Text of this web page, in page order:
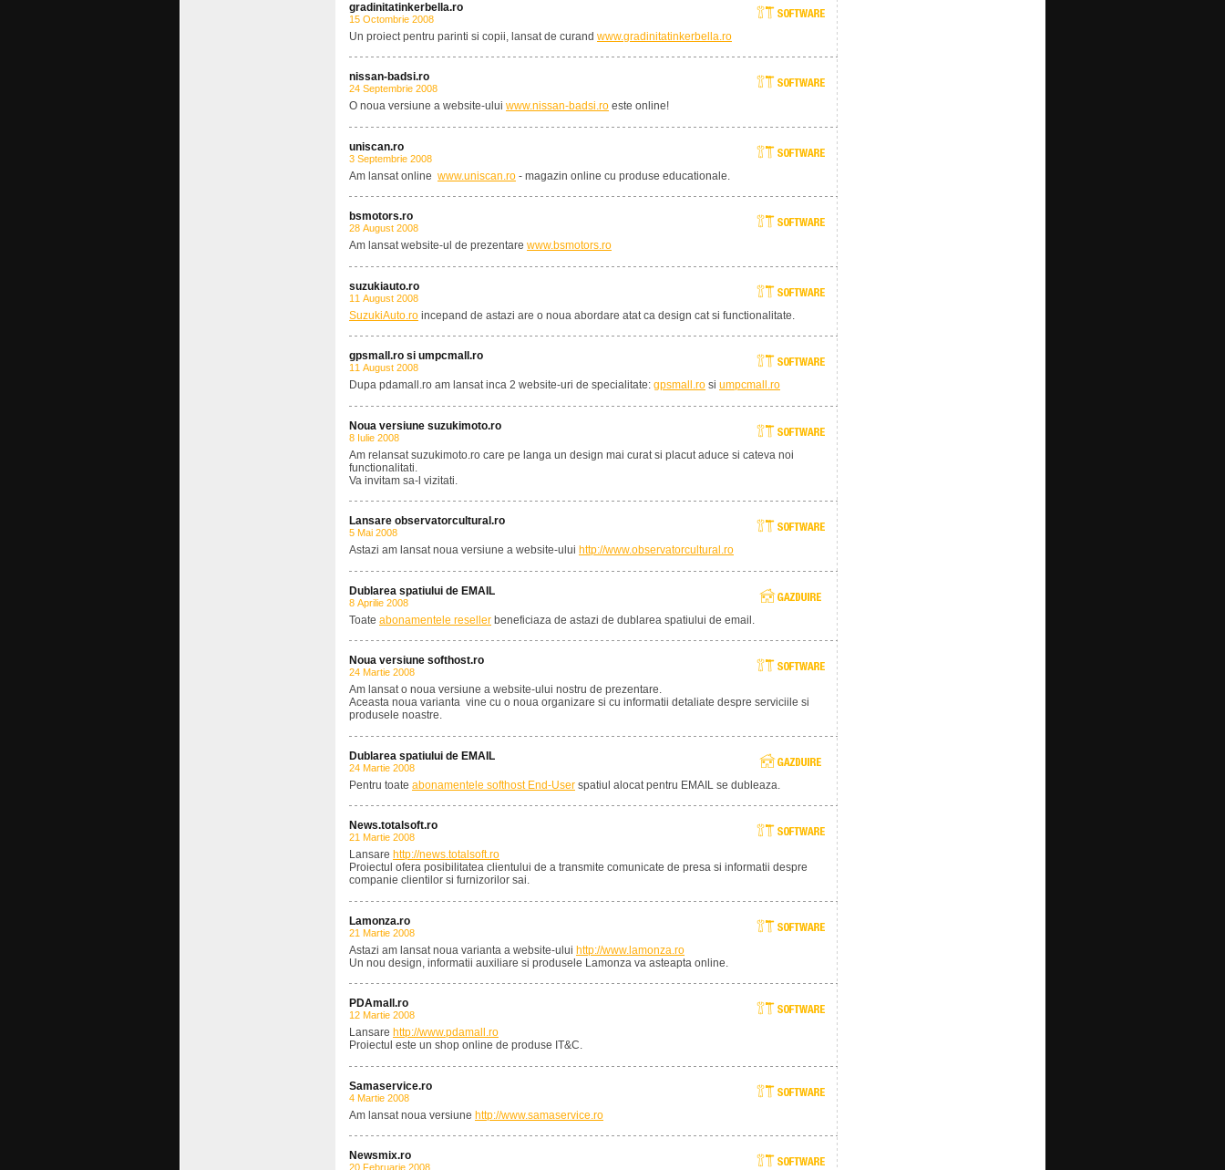
gradinitatinkerbella.ro
15 Octombrie 2008
Un proiect pentru parinti si copii, lansat de curand www.gradinitatinkerbella.ro
nissan-badsi.ro
24 Septembrie 2008
O noua versiune a website-ului www.nissan-badsi.ro este online!
uniscan.ro
3 Septembrie 2008
Am lansat online www.uniscan.ro - magazin online cu produse educationale.
bsmotors.ro
28 August 2008
Am lansat website-ul de prezentare www.bsmotors.ro
suzukiauto.ro
11 August 2008
SuzukiAuto.ro incepand de astazi are o noua abordare atat ca design cat si functionalitate.
gpsmall.ro si umpcmall.ro
11 August 2008
Dupa pdamall.ro am lansat inca 2 website-uri de specialitate: gpsmall.ro si umpcmall.ro
Noua versiune suzukimoto.ro
8 Iulie 2008
Am relansat suzukimoto.ro care pe langa un design mai curat si placut aduce si cateva noi
functionalitati.
Va invitam sa-l vizitati.
Lansare observatorcultural.ro
5 Mai 2008
Astazi am lansat noua versiune a website-ului http://www.observatorcultural.ro
Dublarea spatiului de EMAIL
8 Aprilie 2008
Toate abonamentele reseller beneficiaza de astazi de dublarea spatiului de email.
Noua versiune softhost.ro
24 Martie 2008
Am lansat o noua versiune a website-ului nostru de prezentare.
Aceasta noua varianta vine cu o noua organizare si cu informatii detaliate despre serviciile si
produsele noastre.
Dublarea spatiului de EMAIL
24 Martie 2008
Pentru toate abonamentele softhost End-User spatiul alocat pentru EMAIL se dubleaza.
News.totalsoft.ro
21 Martie 2008
Lansare http://news.totalsoft.ro
Proiectul ofera posibilitatea clientului de a transmite comunicate de presa si informatii despre
companie clientilor si furnizorilor sai.
Lamonza.ro
21 Martie 2008
Astazi am lansat noua varianta a website-ului http://www.lamonza.ro
Un nou design, informatii auxiliare si produsele Lamonza va asteapta online.
PDAmall.ro
12 Martie 2008
Lansare http://www.pdamall.ro
Proiectul este un shop online de produse IT&C.
Samaservice.ro
4 Martie 2008
Am lansat noua versiune http://www.samaservice.ro
Newsmix.ro
20 Februarie 2008